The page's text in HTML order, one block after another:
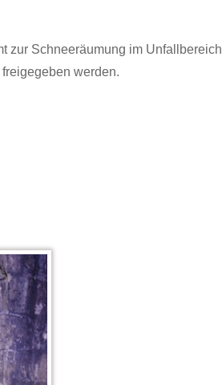
zur Schneeräumung im Unfallbereich
werden.